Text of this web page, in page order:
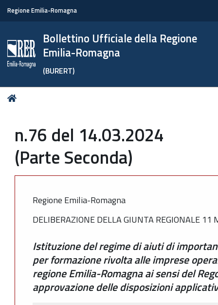
Regione Emilia-Romagna
Bollettino Ufficiale della Regione
Emilia-Romagna
(BURERT)
Tu
n.76 del 14.03.2024
(Parte Seconda)
Regione Emilia-Romagna
DELIBERAZIONE DELLA GIUNTA REGIONALE
Istituzione del regime di aiuti di
per formazione rivolta alle imprese
regione Emilia-Romagna ai sensi del
approvazione delle disposizioni